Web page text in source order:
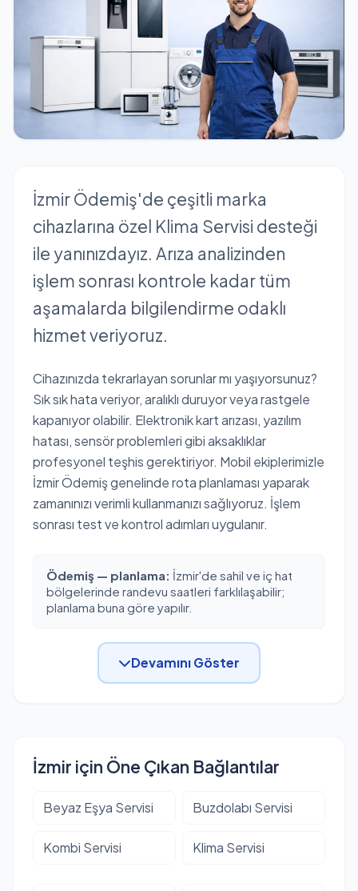
İzmir Ödemiş'de çeşitli marka
cihazlarına özel Klima Servisi desteği
ile yanınızdayız. Arıza analizinden
işlem sonrası kontrole kadar tüm
aşamalarda bilgilendirme odaklı
hizmet veriyoruz.
Cihazınızda tekrarlayan sorunlar mı yaşıyorsunuz?
Sık sık hata veriyor, aralıklı duruyor veya rastgele
kapanıyor olabilir. Elektronik kart arızası, yazılım
hatası, sensör problemleri gibi aksaklıklar
profesyonel teşhis gerektiriyor. Mobil ekiplerimizle
İzmir Ödemiş genelinde rota planlaması yaparak
zamanınızı verimli kullanmanızı sağlıyoruz. İşlem
sonrası test ve kontrol adımları uygulanır.
Ödemiş — planlama: İzmir'de sahil ve iç hat
bölgelerinde randevu saatleri farklılaşabilir;
planlama buna göre yapılır.
Devamını Göster
İzmir için Öne Çıkan Bağlantılar
Beyaz Eşya Servisi Buzdolabı Servisi
Kombi Servisi Klima Servisi